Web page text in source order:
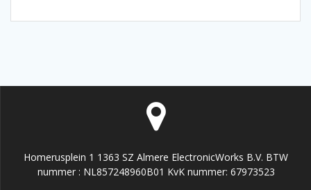
Homerusplein 1 1363 SZ Almere ElectronicWorks B.V. BTW
nummer : NL857248960B01 KvK nummer: 67973523